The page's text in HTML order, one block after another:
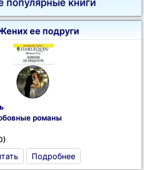
популярные книги
ее подруги
романы
Подробнее